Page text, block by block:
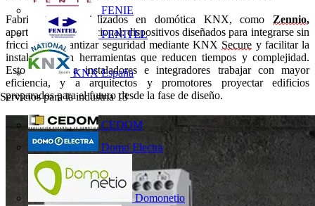
FENIE
FENITEL
KNX España
Servicios para la industria 13
CEDOM
Domo Electra
Domonetio
Fabricantes especializados en domótica KNX, como Zennio,
aportan un valor adicional: dispositivos diseñados para integrarse sin
fricciones, garantizar seguridad mediante KNX Secure y facilitar la
instalación con herramientas que reducen tiempos y complejidad.
Esto permite a instaladores e integradores trabajar con mayor
eficiencia, y a arquitectos y promotores proyectar edificios
preparados para el futuro desde la fase de diseño.